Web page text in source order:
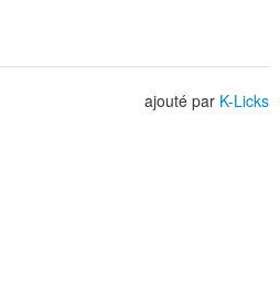
ajouté par K-Licks